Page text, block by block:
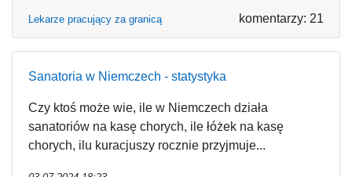
Lekarze pracujący za granicą komentarzy: 21
Sanatoria w Niemczech - statystyka
Czy ktoś może wie, ile w Niemczech działa
sanatoriów na kasę chorych, ile łóżek na kasę
chorych, ilu kuracjuszy rocznie przyjmuje...